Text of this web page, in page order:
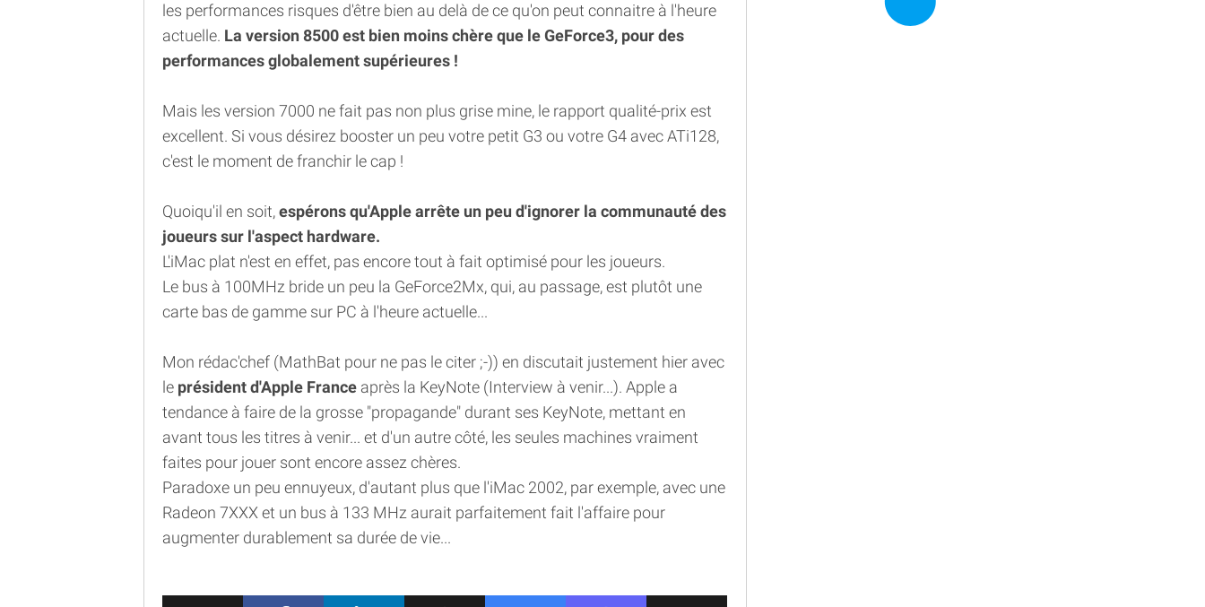
les performances risques d'être bien au delà de ce qu'on peut connaitre à l'heure
actuelle. La version 8500 est bien moins chère que le GeForce3, pour des
performances globalement supérieures !
Mais les version 7000 ne fait pas non plus grise mine, le rapport qualité-prix est
excellent. Si vous désirez booster un peu votre petit G3 ou votre G4 avec ATi128,
c'est le moment de franchir le cap !
Quoiqu'il en soit,espérons qu'Apple arrête un peu d'ignorer la communauté des
joueurs sur l'aspect hardware.
L'iMac plat n'est en effet, pas encore tout à fait optimisé pour les joueurs.
Le bus à 100MHz bride un peu la GeForce2Mx, qui, au passage, est plutôt une
carte bas de gamme sur PC à l'heure actuelle...
Mon rédac'chef (MathBat pour ne pas le citer ;-)) en discutait justement hier avec
le président d'Apple France après la KeyNote (Interview à venir...). Apple a
tendance à faire de la grosse "propagande" durant ses KeyNote, mettant en
avant tous les titres à venir... et d'un autre côté, les seules machines vraiment
faites pour jouer sont encore assez chères.
Paradoxe un peu ennuyeux, d'autant plus que l'iMac 2002, par exemple, avec une
Radeon 7XXX et un bus à 133 MHz aurait parfaitement fait l'affaire pour
augmenter durablement sa durée de vie...